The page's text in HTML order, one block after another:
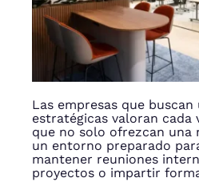
Las empresas que buscan
estratégicas valoran cada
que no solo ofrezcan una
un entorno preparado
mantener reuniones
proyectos o impartir